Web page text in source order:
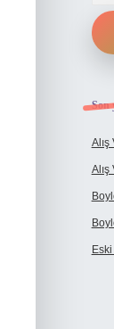
Son
Alış
Alış